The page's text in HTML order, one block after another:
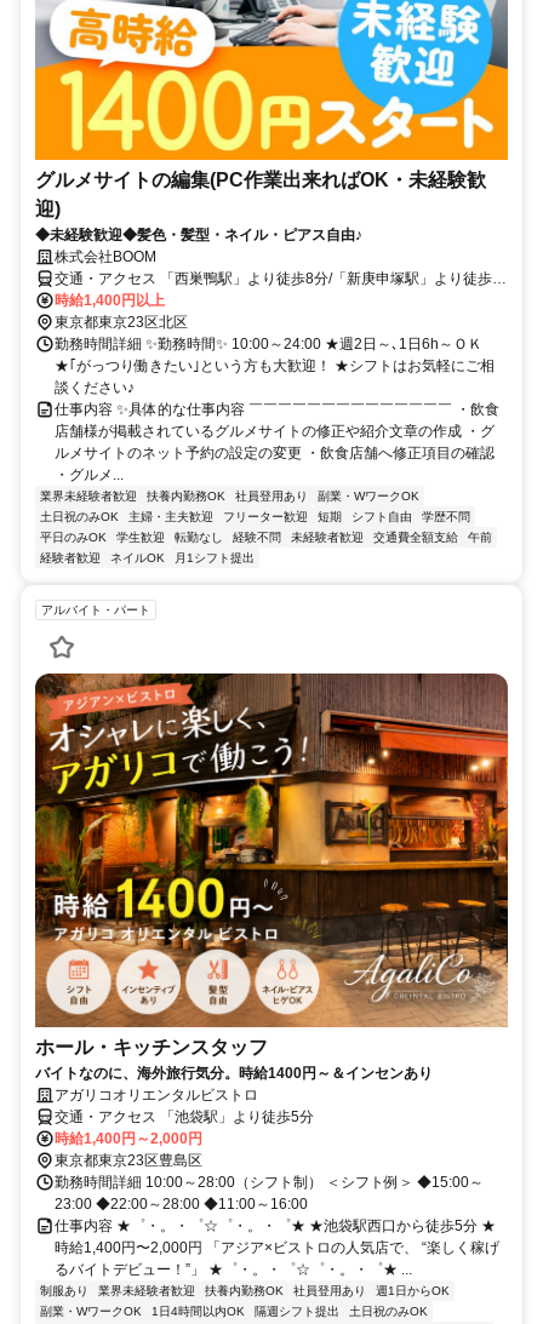
グルメサイトの編集(PC作業出来ればOK・未経験歓
迎)
◆未経験歓迎◆髪色・髪型・ネイル・ピアス自由♪
株式会社BOOM
交通・アクセス 「西巣鴨駅」より徒歩8分/「新庚申塚駅」より徒歩7
分 /「板橋駅」より徒歩7分 /「西ヶ原四丁目駅」より徒歩8分
時給1,400円以上
東京都東京23区北区
勤務時間詳細 ✨勤務時間✨ 10:00～24:00 ★週2日～､1日6h～ＯＫ
★｢がっつり働きたい｣という方も大歓迎！ ★シフトはお気軽にご相
談ください♪
仕事内容 ✨具体的な仕事内容 ￣￣￣￣￣￣￣￣￣￣￣￣￣￣ ・飲食
店舗様が掲載されているグルメサイトの修正や紹介文章の作成 ・グ
ルメサイトのネット予約の設定の変更 ・飲食店舗へ修正項目の確認
・グルメ...
業界未経験者歓迎 扶養内勤務OK 社員登用あり
副業・WワークOK
土日祝のみOK
主婦・主夫歓迎 フリーター歓迎 短期 シフト自由
学歴不問
平日のみOK
学生歓迎 転勤なし 経験不問 未経験者歓迎 交通費全額支給
午前
経験者歓迎
ネイルOK 月1シフト提出
アルバイト・パート
ホール・キッチンスタッフ
バイトなのに、海外旅行気分。時給1400円～＆インセンあり
アガリコオリエンタルビストロ
交通・アクセス 「池袋駅」より徒歩5分
時給1,400円～2,000円
東京都東京23区豊島区
勤務時間詳細 10:00～28:00（シフト制） ＜シフト例＞ ◆15:00～
23:00 ◆22:00～28:00 ◆11:00～16:00
仕事内容 ★゜・。・゜☆゜・。・゜★ ★池袋駅西口から徒歩5分 ★
時給1,400円〜2,000円 「アジア×ビストロの人気店で、 “楽しく稼げ
るバイトデビュー！”」 ★゜・。・゜☆゜・。・゜★ ...
制服あり 業界未経験者歓迎 扶養内勤務OK 社員登用あり
週1日からOK
副業・WワークOK
1日4時間以内OK 隔週シフト提出
土日祝のみOK